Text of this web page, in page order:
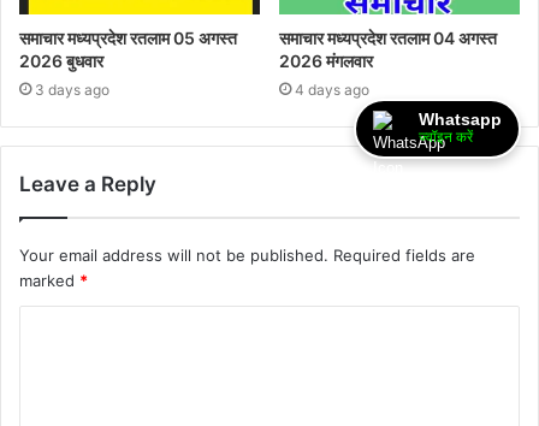
समाचार मध्यप्रदेश रतलाम 05 अगस्त
2026 बुधवार
3 days ago
समाचार मध्यप्रदेश रतलाम 04 अगस्त
2026 मंगलवार
4 days ago
Leave a Reply
Your email address will not be published. Required fields are
marked *
Whatsapp
ज्वॉइन करें